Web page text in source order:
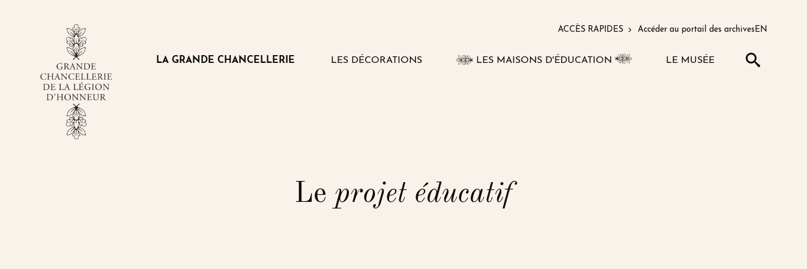
ACCÈS RAPIDES Accéder au portail des archivesEN
LA GRANDE CHANCELLERIE
LES DÉCORATIONS
LES MAISONS D'ÉDUCATION VOIR
LE MUSÉE
Le projet éducatif